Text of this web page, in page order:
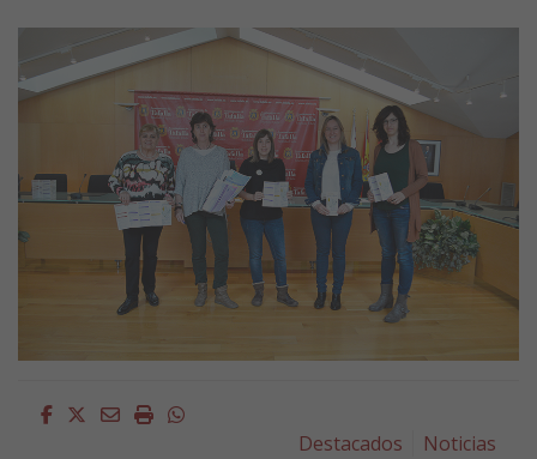
Facebook
Twitter
EmailImprimirWhatsapp
Destacados
Noticias